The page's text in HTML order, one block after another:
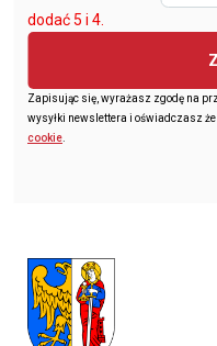
dodać 5 i 4.
Zapisując się, wyrażasz zgodę na
wysyłki newslettera i oświadczasz
cookie